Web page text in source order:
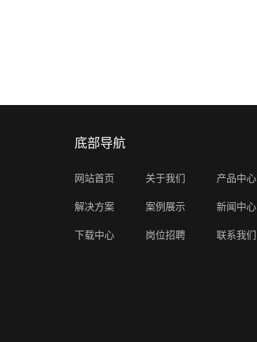
底部导航
网站首页 关于我们 产品中心
解决方案 案例展示 新闻中心
下载中心 岗位招聘 联系我们